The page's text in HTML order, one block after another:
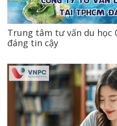
Trung tâm tư vấn du học
đáng tin cậy